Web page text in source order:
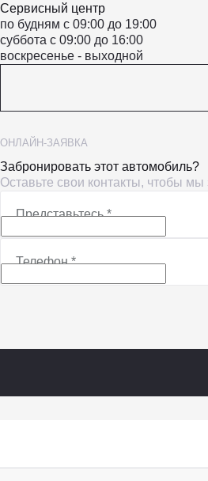
Сервисный центр
по будням с 09:00 до 19:00
суббота с 09:00 до 16:00
воскресенье - выходной
ОНЛАЙН-ЗАЯВКА
Забронировать этот автомобиль?
Оставьте свои контакты, чтобы
Представьтесь*
Телефон*